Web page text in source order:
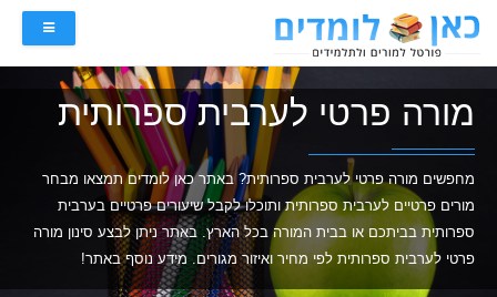
מורה פרטי לערבית ספרותית
מחפשים מורה פרטי לערבית ספרותית? באתר כאן לומדים תמצאו מבחר
מורים פרטיים לערבית ספרותית ותוכלו לקבל שיעורים פרטיים בערבית
ספרותית בביתכם או בבית המורה בכל הארץ. באתר ניתן לבצע סינון מורה
פרטי לערבית ספרותית לפי מחיר ואיזור מגורים. מידע נוסף באתר!